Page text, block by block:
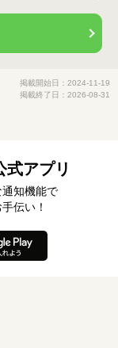
掲載開始日：2024-11-19
掲載終了日：2026-08-31
式アプリ
知機能で
伝い！